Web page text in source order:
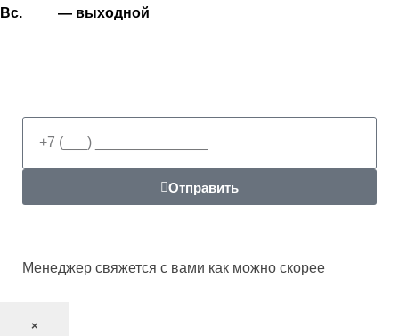
Вс. — выходной
Отправить
Менеджер свяжется с вами как можно скорее
×